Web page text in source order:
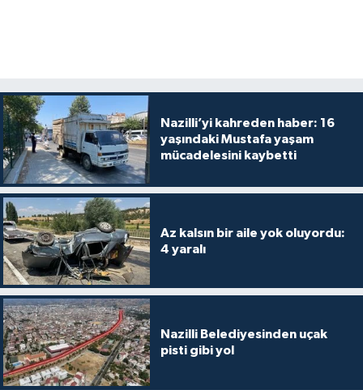
Nazilli’yi kahreden haber: 16
yaşındaki Mustafa yaşam
mücadelesini kaybetti
Az kalsın bir aile yok oluyordu:
4 yaralı
Nazilli Belediyesinden uçak
pisti gibi yol